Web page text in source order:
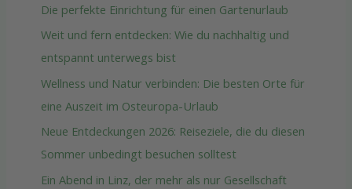
Die perfekte Einrichtung für einen Gartenurlaub
Weit und fern entdecken: Wie du nachhaltig und
entspannt unterwegs bist
Wellness und Natur verbinden: Die besten Orte für
eine Auszeit im Osteuropa-Urlaub
Neue Entdeckungen 2026: Reiseziele, die du diesen
Sommer unbedingt besuchen solltest
Ein Abend in Linz, der mehr als nur Gesellschaft